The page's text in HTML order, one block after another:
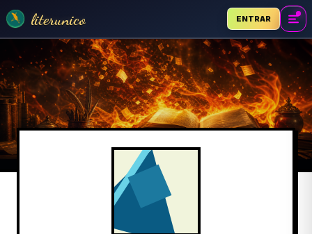
literunico ENTRAR